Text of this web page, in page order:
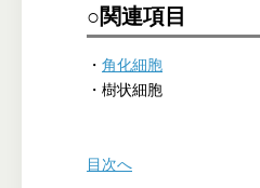
○関連項目
・ 角化細胞
・樹状細胞
目次へ